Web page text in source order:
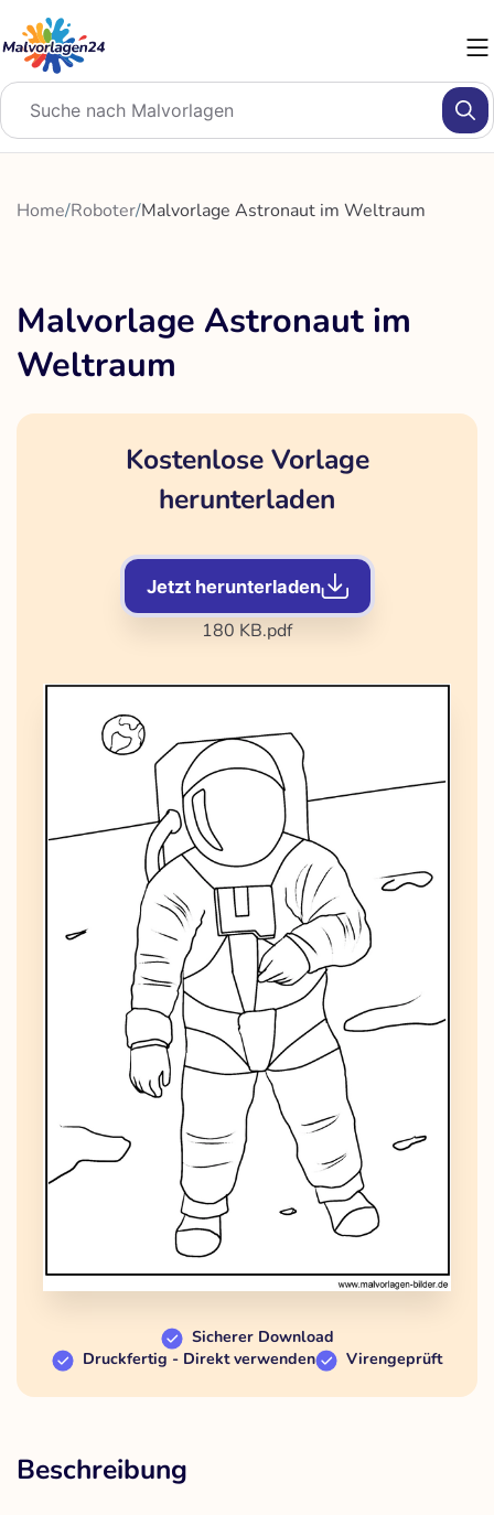
Inhalt
springen
Home/Roboter/Malvorlage Astronaut im Weltraum
Malvorlage Astronaut im
Weltraum
Kostenlose Vorlage
herunterladen
Jetzt herunterladen
180 KB.pdf
Sicherer Download
Druckfertig - Direkt verwenden
Virengeprüft
Beschreibung